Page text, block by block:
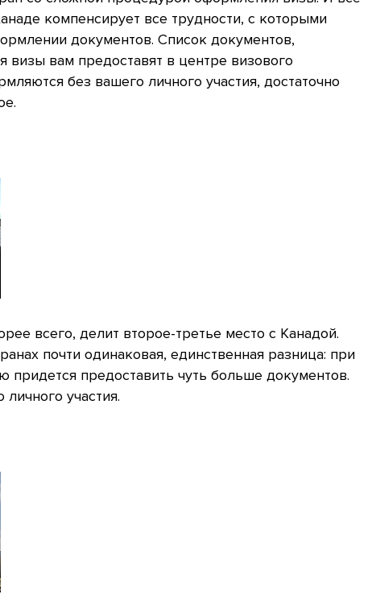
компенсирует все трудности, с которыми
документов. Список документов,
вам предоставят в центре визового
без вашего личного участия, достаточно
всего, делит второе-третье место с Канадой.
почти одинаковая, единственная разница: при
предоставить чуть больше документов.
участия.